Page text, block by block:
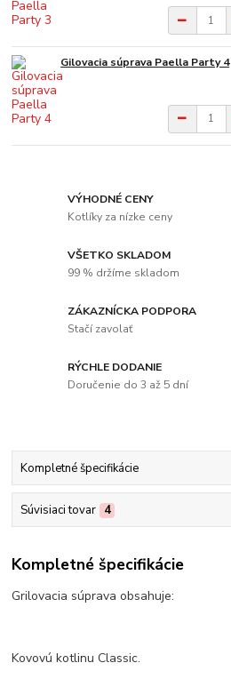
Gilovacia súprava Paella Party 4
VÝHODNÉ CENY
Kotlíky za nízke ceny
VŠETKO SKLADOM
99 % držíme skladom
ZÁKAZNÍCKA PODPORA
Stačí zavolať
RÝCHLE DODANIE
Doručenie do 3 až 5 dní
Kompletné špecifikácie
Súvisiaci tovar 4
Kompletné špecifikácie
Grilovacia súprava obsahuje:
Kovovú kotlinu Classic.